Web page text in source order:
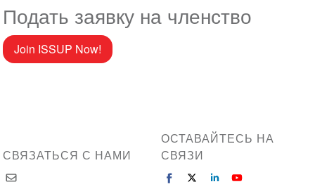
Подать заявку на членство
Join ISSUP Now!
СВЯЗАТЬСЯ С НАМИ
ОСТАВАЙТЕСЬ НА
СВЯЗИ